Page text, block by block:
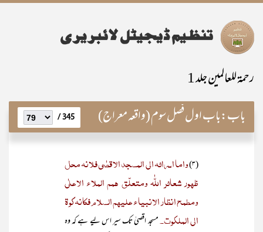
رحمۃ للعالمین جلد 1
باب:باب اول فصل سوم (واقعہ معراج) 345 /
(۳) واما اسرائہ الی المسجد الاقصٰی فلانہ محل
ظھور شعائر اللّٰہ ومتعلّق ھمم الملاء الاعلٰی
ومطمح انظار الانبیاء علیھم السلام فکانہ کوۃ
الی الملکوت۔مسجد اقصیٰ تک سیر اس لیے ہے کہ وہ